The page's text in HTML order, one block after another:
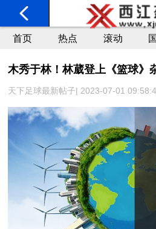
首页 热点 滚动
木秀于林！林葳登上《篮球》
天下足球最新帖子| 2023-07-01